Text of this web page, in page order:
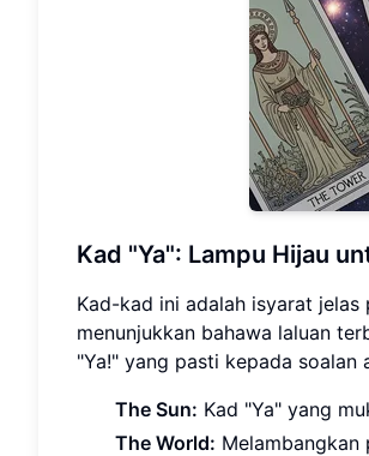
Kad "Ya": Lampu Hijau
Kad-kad ini adalah isyarat
menunjukkan bahawa laluan
"Ya!" yang pasti kepada soalan
The Sun: Kad "Ya" yang
The World: Melambangkan